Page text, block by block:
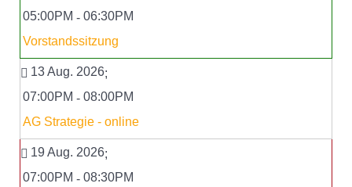
05:00PM - 06:30PM
Vorstandssitzung
13 Aug. 2026;
07:00PM - 08:00PM
AG Strategie - online
19 Aug. 2026;
07:00PM - 08:30PM